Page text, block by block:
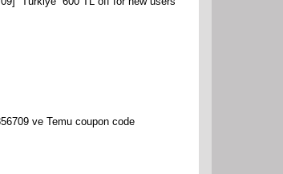
ve Temu coupon code